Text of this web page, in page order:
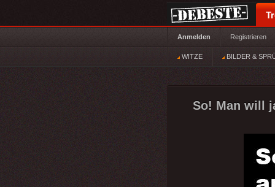
Anmelden Registrieren
WITZE BILDER &
So! Man will